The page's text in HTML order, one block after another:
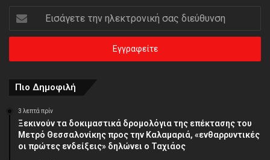
Εισάγετε
την
ηλεκτρονική
διεύθυνση
Πιο Δημοφιλή
3 λεπτά πρίν
Ξεκινούν τα δοκιμαστικά δρομολόγια της επέκτασης του
Μετρό Θεσσαλονίκης προς την Καλαμαριά, «ενθαρρυντικές
οι πρώτες ενδείξεις» δηλώνει ο Ταχιάος